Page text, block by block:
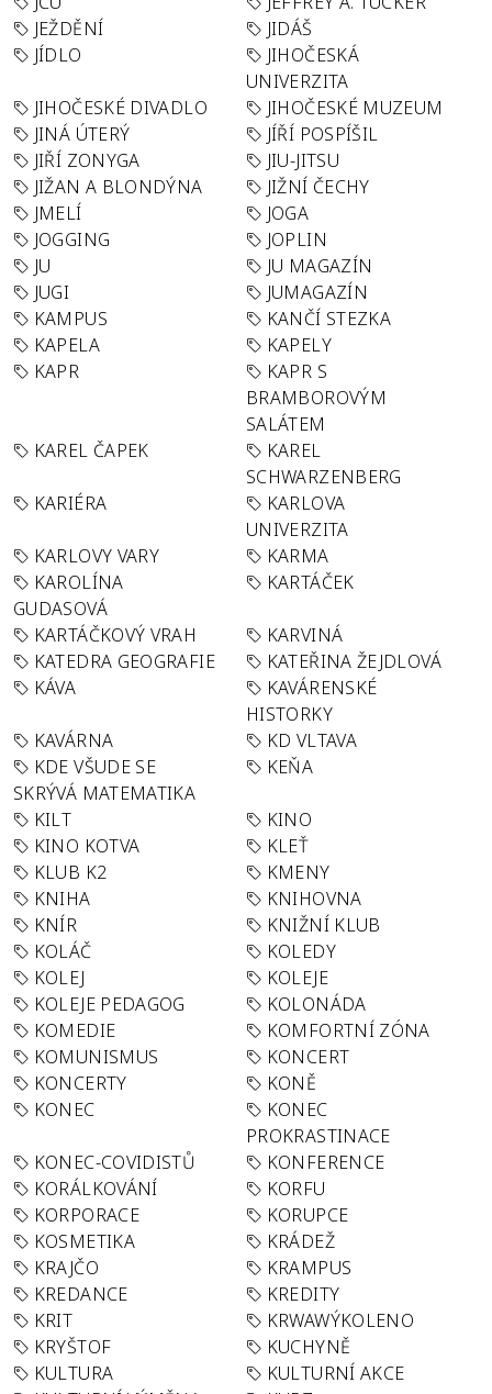
JEŽDĚNÍ
JIDÁŠ
JÍDLO
JIHOČESKÁ
UNIVERZITA
JIHOČESKÉ DIVADLO
JIHOČESKÉ MUZEUM
JINÁ ÚTERÝ
JÍŘÍ POSPÍŠIL
JIŘÍ ZONYGA
JIU-JITSU
JIŽAN A BLONDÝNA
JIŽNÍ ČECHY
JMELÍ
JOGA
JOGGING
JOPLIN
JU
JU MAGAZÍN
JUGI
JUMAGAZÍN
KAMPUS
KANČÍ STEZKA
KAPELA
KAPELY
KAPR
KAPR S
BRAMBOROVÝM
SALÁTEM
KAREL ČAPEK
KAREL
SCHWARZENBERG
KARIÉRA
KARLOVA
UNIVERZITA
KARLOVY VARY
KARMA
KAROLÍNA
GUDASOVÁ
KARTÁČEK
KARTÁČKOVÝ VRAH
KARVINÁ
KATEDRA GEOGRAFIE
KATEŘINA ŽEJDLOVÁ
KÁVA
KAVÁRENSKÉ
HISTORKY
KAVÁRNA
KD VLTAVA
KDE VŠUDE SE
SKRÝVÁ MATEMATIKA
KEŇA
KILT
KINO
KINO KOTVA
KLEŤ
KLUB K2
KMENY
KNIHA
KNIHOVNA
KNÍR
KNIŽNÍ KLUB
KOLÁČ
KOLEDY
KOLEJ
KOLEJE
KOLEJE PEDAGOG
KOLONÁDA
KOMEDIE
KOMFORTNÍ ZÓNA
KOMUNISMUS
KONCERT
KONCERTY
KONĚ
KONEC
KONEC
PROKRASTINACE
KONEC-COVIDISTŮ
KONFERENCE
KORÁLKOVÁNÍ
KORFU
KORPORACE
KORUPCE
KOSMETIKA
KRÁDEŽ
KRAJČO
KRAMPUS
KREDANCE
KREDITY
KRIT
KRWAWÝKOLENO
KRYŠTOF
KUCHYNĚ
KULTURA
KULTURNÍ AKCE